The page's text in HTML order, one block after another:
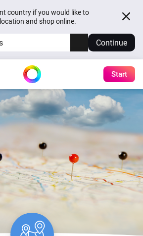
country if you would like to
and shop online.
Continue
Start